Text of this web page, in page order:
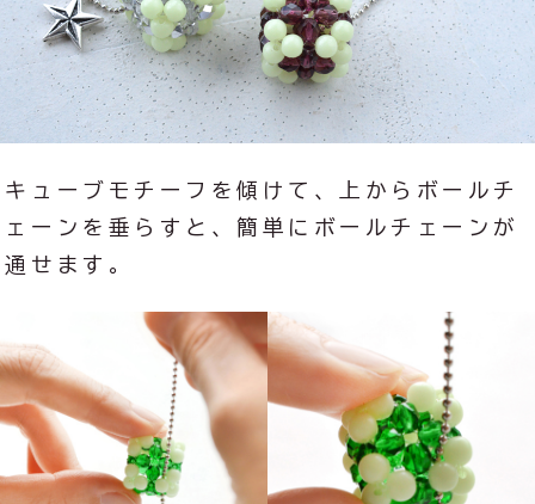
キューブモチーフを傾けて、上からボールチ
ェーンを垂らすと、簡単にボールチェーンが
通せます。